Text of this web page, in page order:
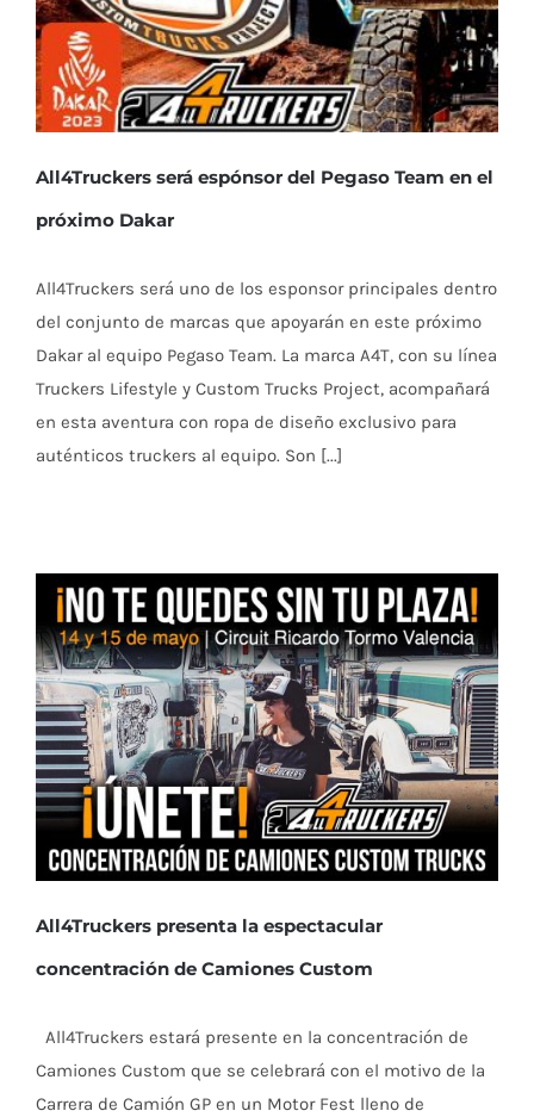
All4Truckers será espónsor del Pegaso Team en el
próximo Dakar
All4Truckers será uno de los esponsor principales dentro
del conjunto de marcas que apoyarán en este próximo
Dakar al equipo Pegaso Team. La marca A4T, con su línea
Truckers Lifestyle y Custom Trucks Project, acompañará
en esta aventura con ropa de diseño exclusivo para
auténticos truckers al equipo. Son [...]
All4Truckers presenta la espectacular
concentración de Camiones Custom
All4Truckers estará presente en la concentración de
Camiones Custom que se celebrará con el motivo de la
Carrera de Camión GP en un Motor Fest lleno de